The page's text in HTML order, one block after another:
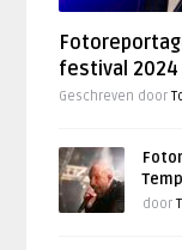
festival 2024
Geschreven door
door